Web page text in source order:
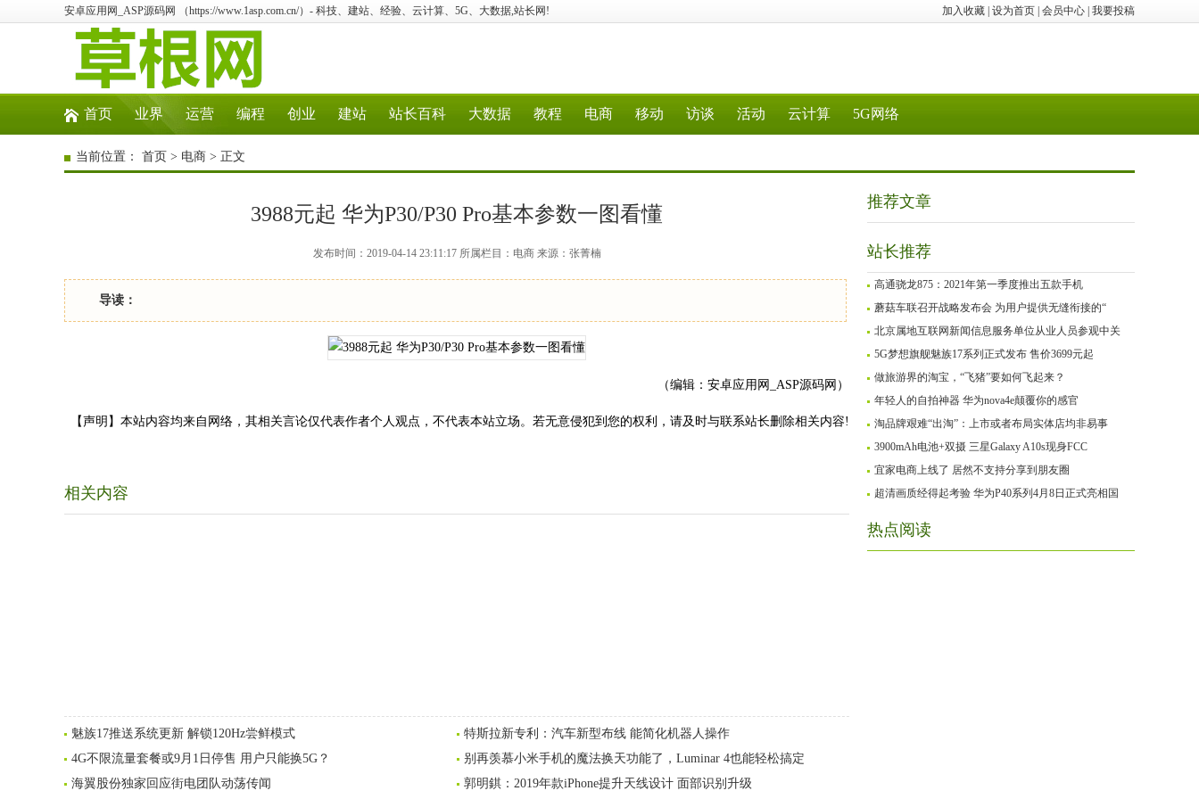
加入收藏 设为首页 会员中心 我要投稿
安卓应用网_ASP源码网 （https://www.1asp.com.cn/）- 科技、建站、经验、云计算、5G、大数据,站长网!
首页 业界 运营 编程 创业 建站 站长百科 大数据 教程 电商 移动 访谈 活动 云计算 5G网络
当前位置： 首页 > 电商 > 正文
3988元起 华为P30/P30 Pro基本参数一图看懂
发布时间：2019-04-14 23:11:17 所属栏目：电商 来源：张菁楠
导读：
（编辑：安卓应用网_ASP源码网）
【声明】本站内容均来自网络，其相关言论仅代表作者个人观点，不代表本站立场。若无意侵犯到您的权利，请及时与联系站长删除相关内容!
相关内容
魅族17推送系统更新 解锁120Hz尝鲜模式
特斯拉新专利：汽车新型布线 能简化机器人操作
4G不限流量套餐或9月1日停售 用户只能换5G？
别再羡慕小米手机的魔法换天功能了，Luminar 4也能轻松搞定
海翼股份独家回应街电团队动荡传闻
郭明錤：2019年款iPhone提升天线设计 面部识别升级
推荐文章
站长推荐
高通骁龙875：2021年第一季度推出五款手机
蘑菇车联召开战略发布会 为用户提供无缝衔接的“
北京属地互联网新闻信息服务单位从业人员参观中关
5G梦想旗舰魅族17系列正式发布 售价3699元起
做旅游界的淘宝，“飞猪”要如何飞起来？
年轻人的自拍神器 华为nova4e颠覆你的感官
淘品牌艰难“出淘”：上市或者布局实体店均非易事
3900mAh电池+双摄 三星Galaxy A10s现身FCC
宜家电商上线了 居然不支持分享到朋友圈
超清画质经得起考验 华为P40系列4月8日正式亮相国
热点阅读